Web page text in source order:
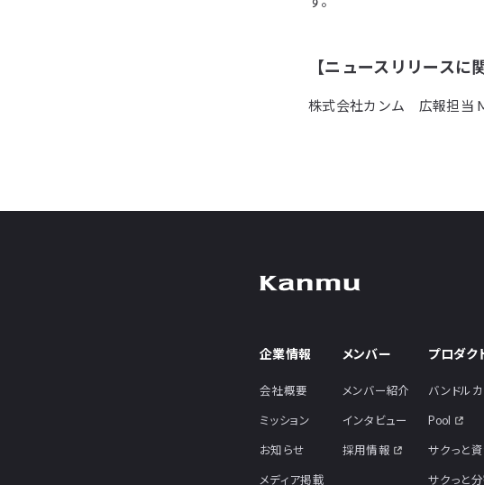
【ニュースリリースに
株式会社カンム 広報担当
企業情報
会社概要
ミッション
お知らせ
メディア掲載
メンバー
メンバー紹介
インタビュー
採用情報
プロダク
バンドル
Pool
サクっと
サクっと